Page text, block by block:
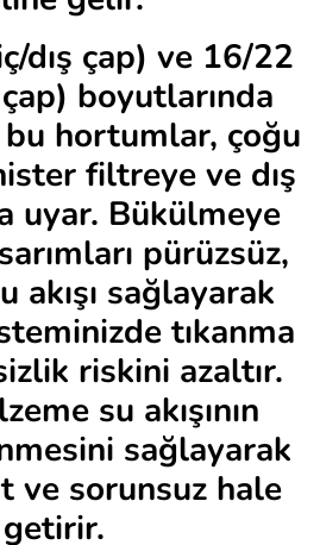
dış çap) ve 16/22
boyutlarında
hortumlar, çoğu
filtreye ve dış
uyar. Bükülmeye
pürüzsüz,
akışı sağlayarak
tıkanma
riskini azaltır.
su akışının
sağlayarak
ve sorunsuz hale
getirir.